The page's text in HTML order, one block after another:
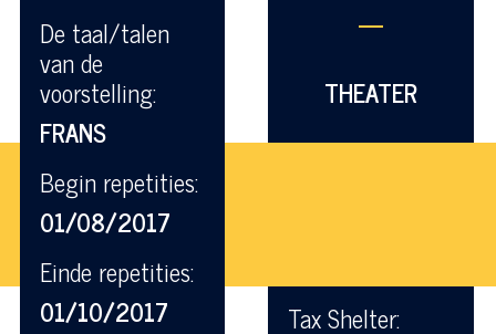
De taal/talen
van de
voorstelling:
FRANS
Begin repetities:
01/08/2017
Einde repetities:
01/10/2017
—
THEATER
Tax Shelter: